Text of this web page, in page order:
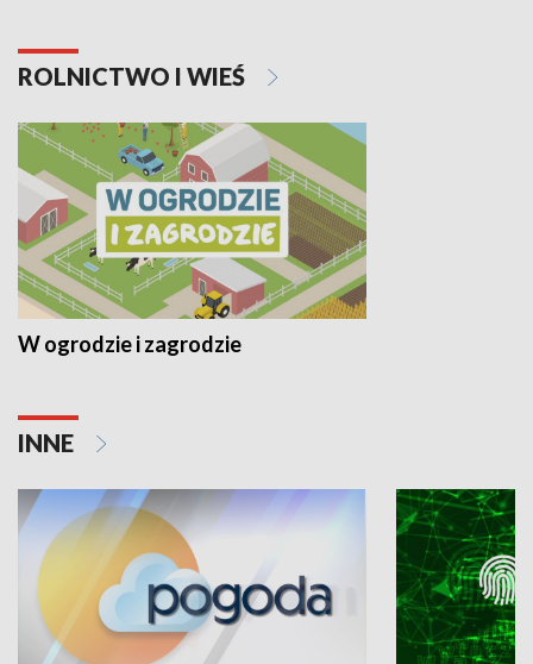
ROLNICTWO I WIEŚ
W ogrodzie i zagrodzie
INNE